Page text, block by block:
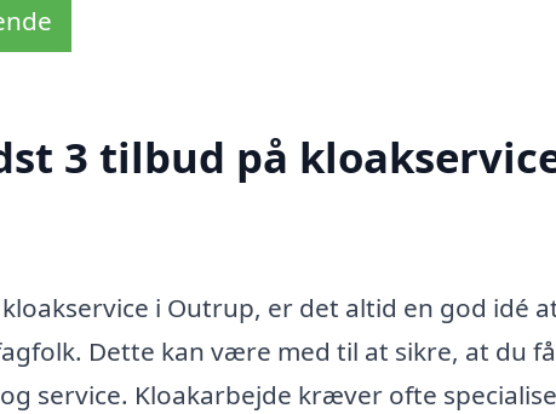
3 tilbud på
i Outrup, er det altid en god idé
Dette kan være med til at sikre, at du
service. Kloakarbejde kræver ofte